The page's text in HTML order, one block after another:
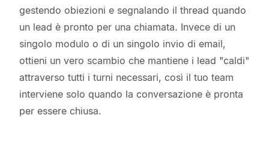
gestendo obiezioni e segnalando il thread quando
un lead è pronto per una chiamata. Invece di un
singolo modulo o di un singolo invio di email,
ottieni un vero scambio che mantiene i lead "caldi"
attraverso tutti i turni necessari, così il tuo team
interviene solo quando la conversazione è pronta
per essere chiusa.